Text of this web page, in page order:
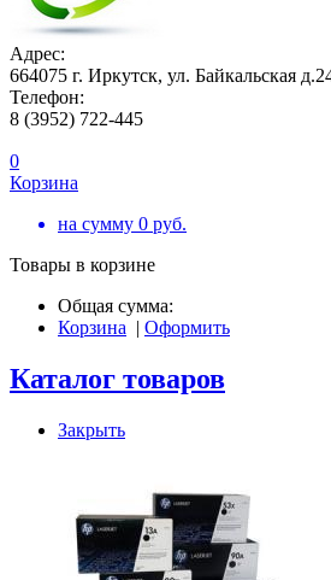
Адрес:
664075 г. Иркутск, ул. Байкальская
Телефон:
8 (3952) 722-445
0
Корзина
на сумму 0 руб.
Товары в корзине
Общая сумма:
Корзина | Оформить
Каталог товаров
Закрыть